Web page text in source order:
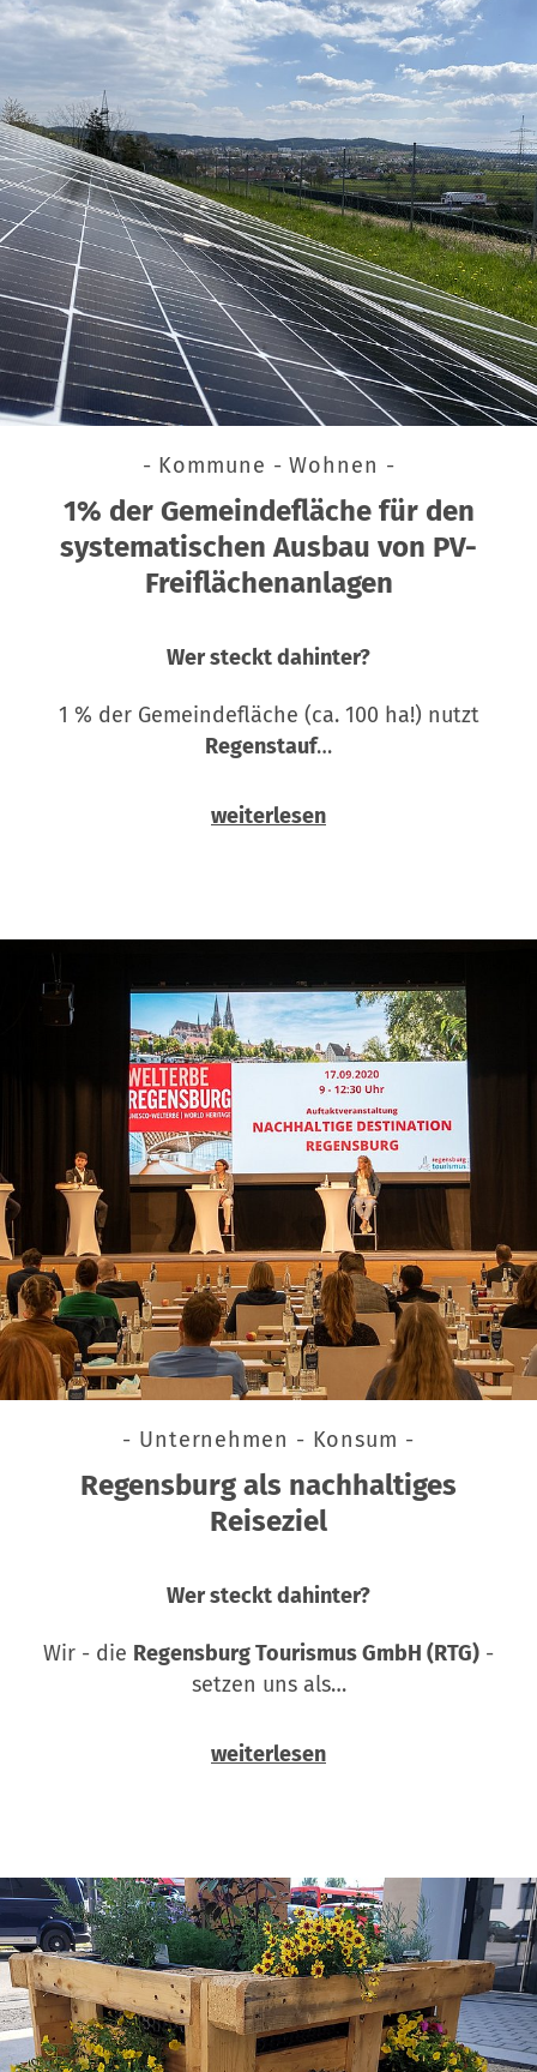
- Kommune - Wohnen -
1% der Gemeindefläche für den
systematischen Ausbau von PV-
Freiflächenanlagen
Wer steckt dahinter?
1 % der Gemeindefläche (ca. 100 ha!) nutzt
Regenstauf…
weiterlesen
- Unternehmen - Konsum -
Regensburg als nachhaltiges
Reiseziel
Wer steckt dahinter?
Wir - die Regensburg Tourismus GmbH (RTG) -
setzen uns als…
weiterlesen